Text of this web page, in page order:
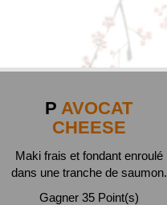
P AVOCAT
CHEESE
Maki frais et fondant enroulé
dans une tranche de saumon.
Gagner 35 Point(s)